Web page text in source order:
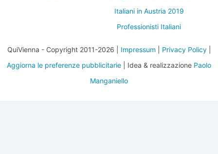
Italiani in Austria 2019
Professionisti Italiani
QuiVienna - Copyright 2011-2026 | Impressum Privacy Policy|
Aggiorna le preferenze pubblicitarie | Idea & realizzazione Paolo
Manganiello